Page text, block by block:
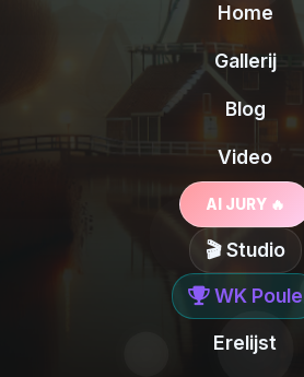
Home
Gallerij
Blog
Video
AI JURY 🔥
🎬 Studio
WK Poule
Erelijst